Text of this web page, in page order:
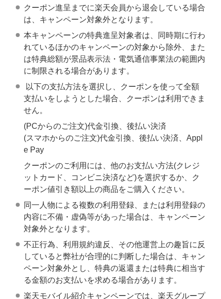
クーポン進呈までに楽天会員から退会している場合
は、キャンペーン対象外となります。
本キャンペーンの特典進呈対象者は、同時期に行わ
れているほかのキャンペーンの対象から除外、また
は特典総額が景品表示法・電気通信事業法の範囲内
に制限される場合があります。
以下の支払方法を選択し、クーポンを使って全額
支払いをしようとした場合、クーポンは利用できま
せん。
(PCからのご注文)代金引換、後払い決済
(スマホからのご注文)代金引換、後払い決済、Appl
e Pay
クーポンのご利用には、他のお支払い方法(クレジ
ットカード、コンビニ決済など)を選択するか、ク
ーポン値引き額以上の商品をご購入ください。
同一人物による複数の利用登録、または利用登録の
内容に不備・虚偽等があった場合は、キャンペーン
対象外となります。
不正行為、利用規約違反、その他運営上の趣旨に反
していると弊社が合理的に判断した場合は、キャン
ペーン対象外とし、特典の返還または特典に相当す
る金額のお支払いを求める場合があります。
楽天モバイル紹介キャンペーンでは、楽天グループ